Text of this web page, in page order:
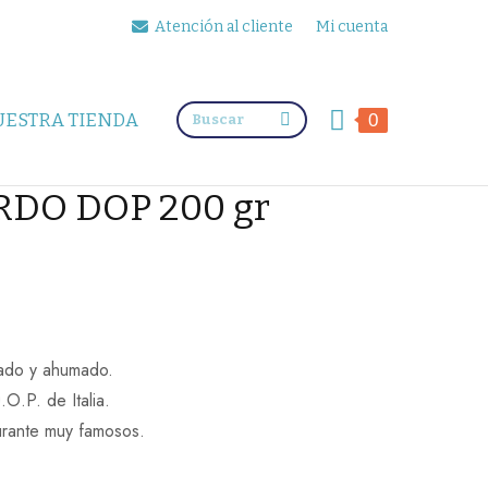
Atención al cliente Mi cuenta
TIENDA Buscar: 0
DOP 200 gr
y ahumado.
de Italia.
muy famosos.